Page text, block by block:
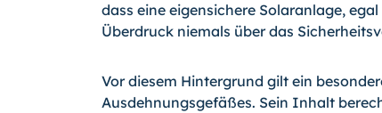
dass eine eigensichere Solaranlage,
Überdruck niemals über das
Vor diesem Hintergrund gilt ein
Ausdehnungsgefäßes. Sein Inhalt